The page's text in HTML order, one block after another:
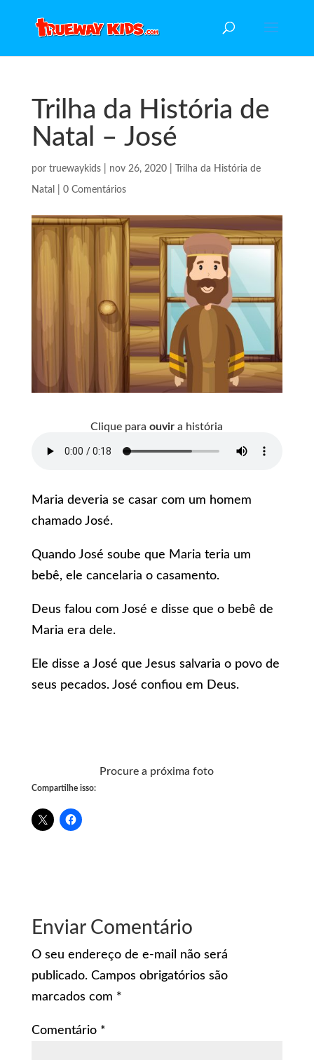
Trilha da História de
Natal – José
por truewaykids| nov 26, 2020| Trilha da História de
Natal 0 Comentários
Clique paraouvir a história
Maria deveria se casar com um homem
chamado José.
Quando José soube que Maria teria um
bebê, ele cancelaria o casamento.
Deus falou com José e disse que o bebê de
Maria era dele.
Ele disse a José que Jesus salvaria o povo de
seus pecados. José confiou em Deus.
Procure a próxima foto
Compartilhe isso:
Enviar Comentário
O seu endereço de e-mail não será
publicado. Campos obrigatórios são
marcados com *
Comentário *